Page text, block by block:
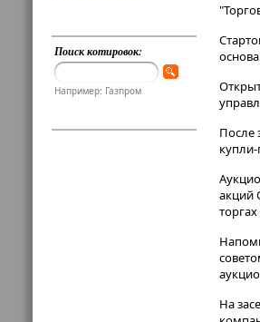
Поиск котировок:
Например: Газпром
После
акций
На